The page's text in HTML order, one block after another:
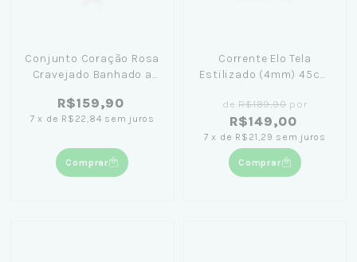
Conjunto Coração Rosa
Cravejado Banhado a
R$159,90
7 x de R$22,84 sem juros
Comprar
Corrente Elo Tela
Estilizado (4mm) 45cm
Lívia Koeler
deR$189,90 por
R$149,00
7 x de R$21,29 sem juros
Comprar